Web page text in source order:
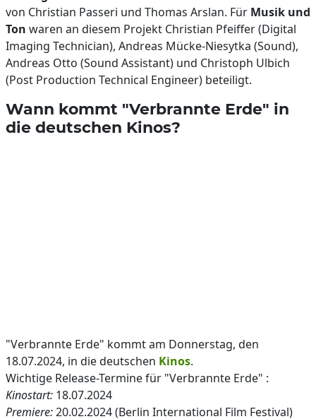
von Christian Passeri und Thomas Arslan. Für Musik und
Ton waren an diesem Projekt Christian Pfeiffer (Digital
Imaging Technician), Andreas Mücke-Niesytka (Sound),
Andreas Otto (Sound Assistant) und Christoph Ulbich
(Post Production Technical Engineer) beteiligt.
Wann kommt "Verbrannte Erde" in
die deutschen Kinos?
"Verbrannte Erde" kommt am Donnerstag, den
18.07.2024, in die deutschen Kinos.
Wichtige Release-Termine für "Verbrannte Erde" :
Kinostart: 18.07.2024
Premiere:20.02.2024 (Berlin International Film Festival)